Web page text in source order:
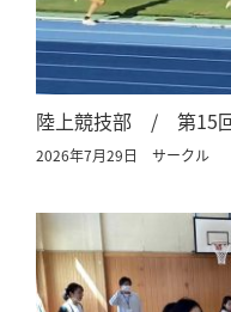
陸上競技部 / 第15回
2026年7月29日 サークル